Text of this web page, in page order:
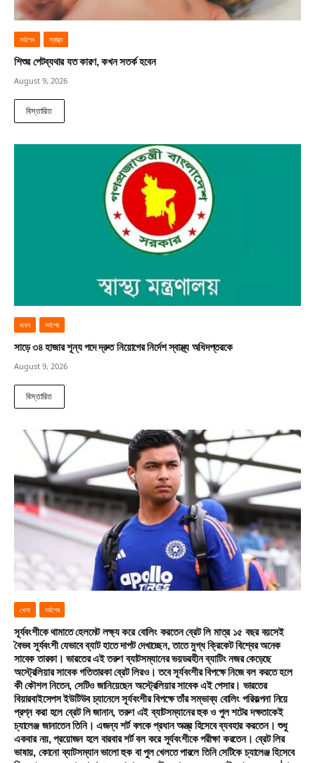
সর্বশেষ স্বাস্থ্য
শিশুর পেটব্যথার যত কারণ, কখন সতর্ক হবেন
August 9, 2026
বিস্তারিত
জবস সর্বশেষ
সাড়ে ৩৪ হাজার শূন্য পদে দ্রুত নিয়োগের নির্দেশ স্বাস্থ্য অধিদপ্তরকে
August 9, 2026
বিস্তারিত
খেলা সর্বশেষ
সূর্যবংশীকে থামাতে হেলমেট লক্ষ্য করে বোলিং করতেন ব্রেট লি মাত্র ১৫ বছর বয়সেই
বৈভব সূর্যবংশী যেভাবে ব্যাট হাতে দাপট দেখাচ্ছেন, তাতে মুগ্ধ ক্রিকেট বিশ্বের অনেক
সাবেক তারকা। ভারতের এই তরুণ ব্যাটসম্যানের ভয়ডরহীন ব্যাটিং নজর কেড়েছে
অস্ট্রেলিয়ার সাবেক গতিতারকা ব্রেট লিরও। তবে সূর্যবংশীর বিপক্ষে নিজে বল করতে হলে
কী কৌশল নিতেন, সেটিও জানিয়েছেন অস্ট্রেলিয়ার সাবেক এই পেসার। ভারতের
বিয়ারবাইসেপস ইউটিউব চ্যানেলে সূর্যবংশীর বিপক্ষে তাঁর সম্ভাব্য বোলিং পরিকল্পনা নিয়ে
প্রশ্ন করা হলে ব্রেট লি জানান, তরুণ এই ব্যাটসম্যানের হুক ও পুল শটের দক্ষতাকেই
চ্যালেঞ্জ জানাতেন তিনি। এজন্য শর্ট বলকে প্রধান অস্ত্র হিসেবে ব্যবহার করতেন। শুধু
একবার নয়, প্রয়োজন হলে বারবার শর্ট বল করে সূর্যবংশীকে পরীক্ষা করতেন। ব্রেট লির
ভাষায়, কোনো ব্যাটসম্যান ভালো হুক বা পুল খেলতে পারলে তিনি সেটিকে চ্যালেঞ্জ হিসেবে